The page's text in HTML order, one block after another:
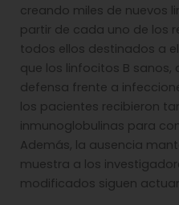
creando miles de nuevos
partir de cada uno de los
todos ellos destinados a
que los linfocitos B sanos,
defensa frente a
los pacientes recibieron
inmunoglobulinas para
Además, la ausencia
muestra a los
modificados siguen